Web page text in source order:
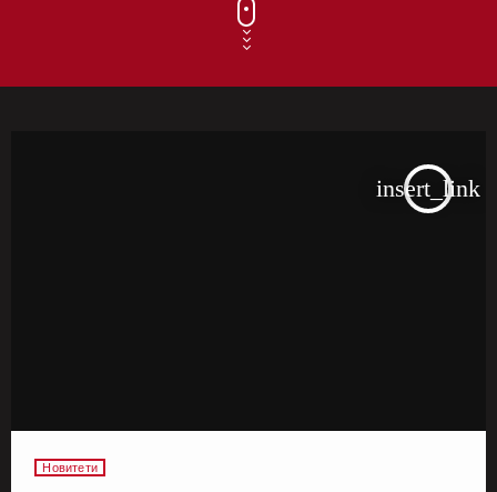
insert_link
Новитети